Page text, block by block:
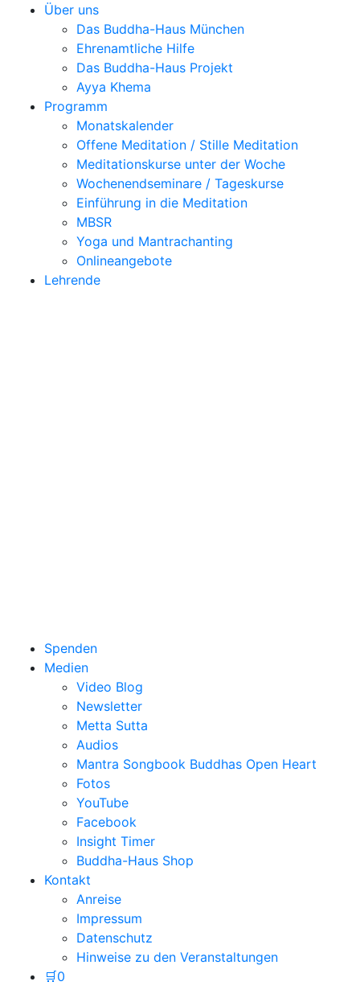
Über uns
Das Buddha-Haus München
Ehrenamtliche Hilfe
Das Buddha-Haus Projekt
Ayya Khema
Programm
Monatskalender
Offene Meditation / Stille Meditation
Meditationskurse unter der Woche
Wochenendseminare / Tageskurse
Einführung in die Meditation
MBSR
Yoga und Mantrachanting
Onlineangebote
Lehrende
Spenden
Medien
Video Blog
Newsletter
Metta Sutta
Audios
Mantra Songbook Buddhas Open Heart
Fotos
YouTube
Facebook
Insight Timer
Buddha-Haus Shop
Kontakt
Anreise
Impressum
Datenschutz
Hinweise zu den Veranstaltungen
🛒0